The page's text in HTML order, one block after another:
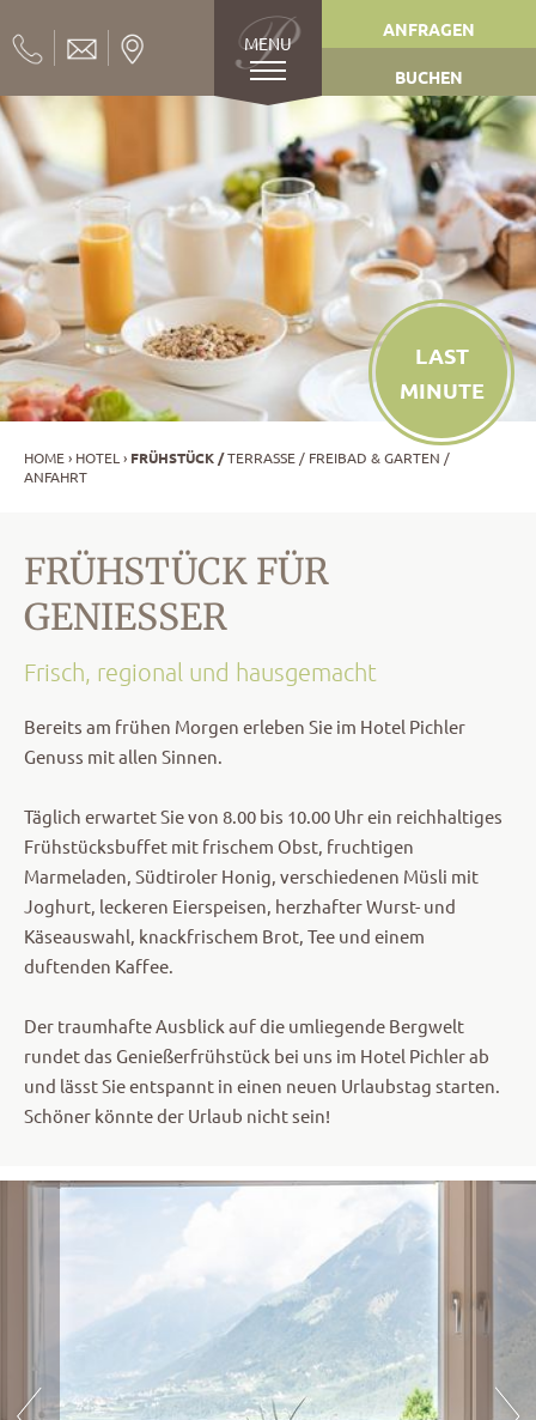
MENU
ANFRAGEN
BUCHEN
LAST
MINUTE
HOME HOTEL FRÜHSTÜCK TERRASSE
FREIBAD & GARTEN
ANFAHRT
FRÜHSTÜCK FÜR
GENIESSER
Frisch, regional und hausgemacht
Bereits am frühen Morgen erleben Sie im Hotel Pichler
Genuss mit allen Sinnen.
Täglich erwartet Sie von 8.00 bis 10.00 Uhr ein reichhaltiges
Frühstücksbuffet mit frischem Obst, fruchtigen
Marmeladen, Südtiroler Honig, verschiedenen Müsli mit
Joghurt, leckeren Eierspeisen, herzhafter Wurst- und
Käseauswahl, knackfrischem Brot, Tee und einem
duftenden Kaffee.
Der traumhafte Ausblick auf die umliegende Bergwelt
rundet das Genießerfrühstück bei uns im Hotel Pichler ab
und lässt Sie entspannt in einen neuen Urlaubstag starten.
Schöner könnte der Urlaub nicht sein!